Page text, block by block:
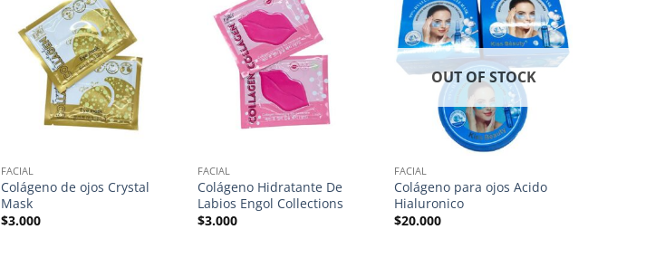
FACIAL
Colágeno de ojos Crystal
Mask
$3.000
FACIAL
Colágeno Hidratante De
Labios Engol Collections
$3.000
OUT OF STOCK
FACIAL
Colágeno para ojos Acido
Hialuronico
$20.000